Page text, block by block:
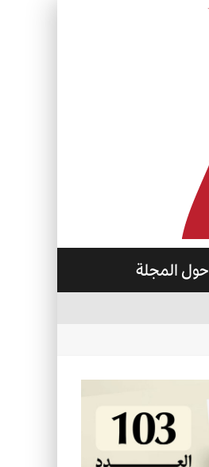
حول المجلة